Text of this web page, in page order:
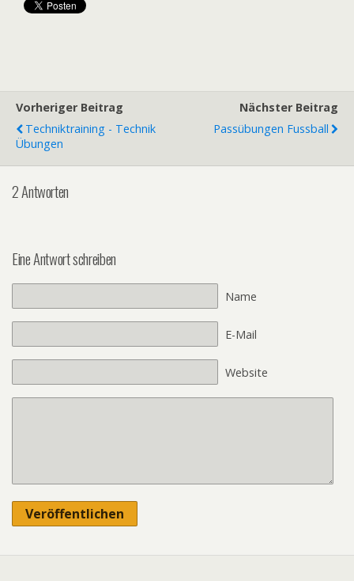
Vorheriger Beitrag
Techniktraining - Technik
Übungen
Nächster Beitrag
Passübungen Fussball
2 Antworten
Eine Antwort schreiben
Name
E-Mail
Website
Veröffentlichen